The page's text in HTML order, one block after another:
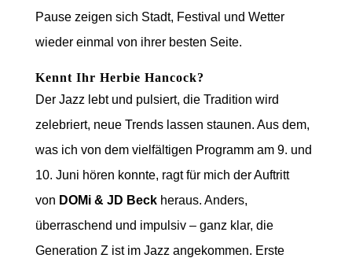
Pause zeigen sich Stadt, Festival und Wetter
wieder einmal von ihrer besten Seite.
Kennt Ihr Herbie Hancock?
Der Jazz lebt und pulsiert, die Tradition wird
zelebriert, neue Trends lassen staunen. Aus dem,
was ich von dem vielfältigen Programm am 9. und
10. Juni hören konnte, ragt für mich der Auftritt
von DOMi & JD Beckheraus. Anders,
überraschend und impulsiv – ganz klar, die
Generation Z ist im Jazz angekommen. Erste